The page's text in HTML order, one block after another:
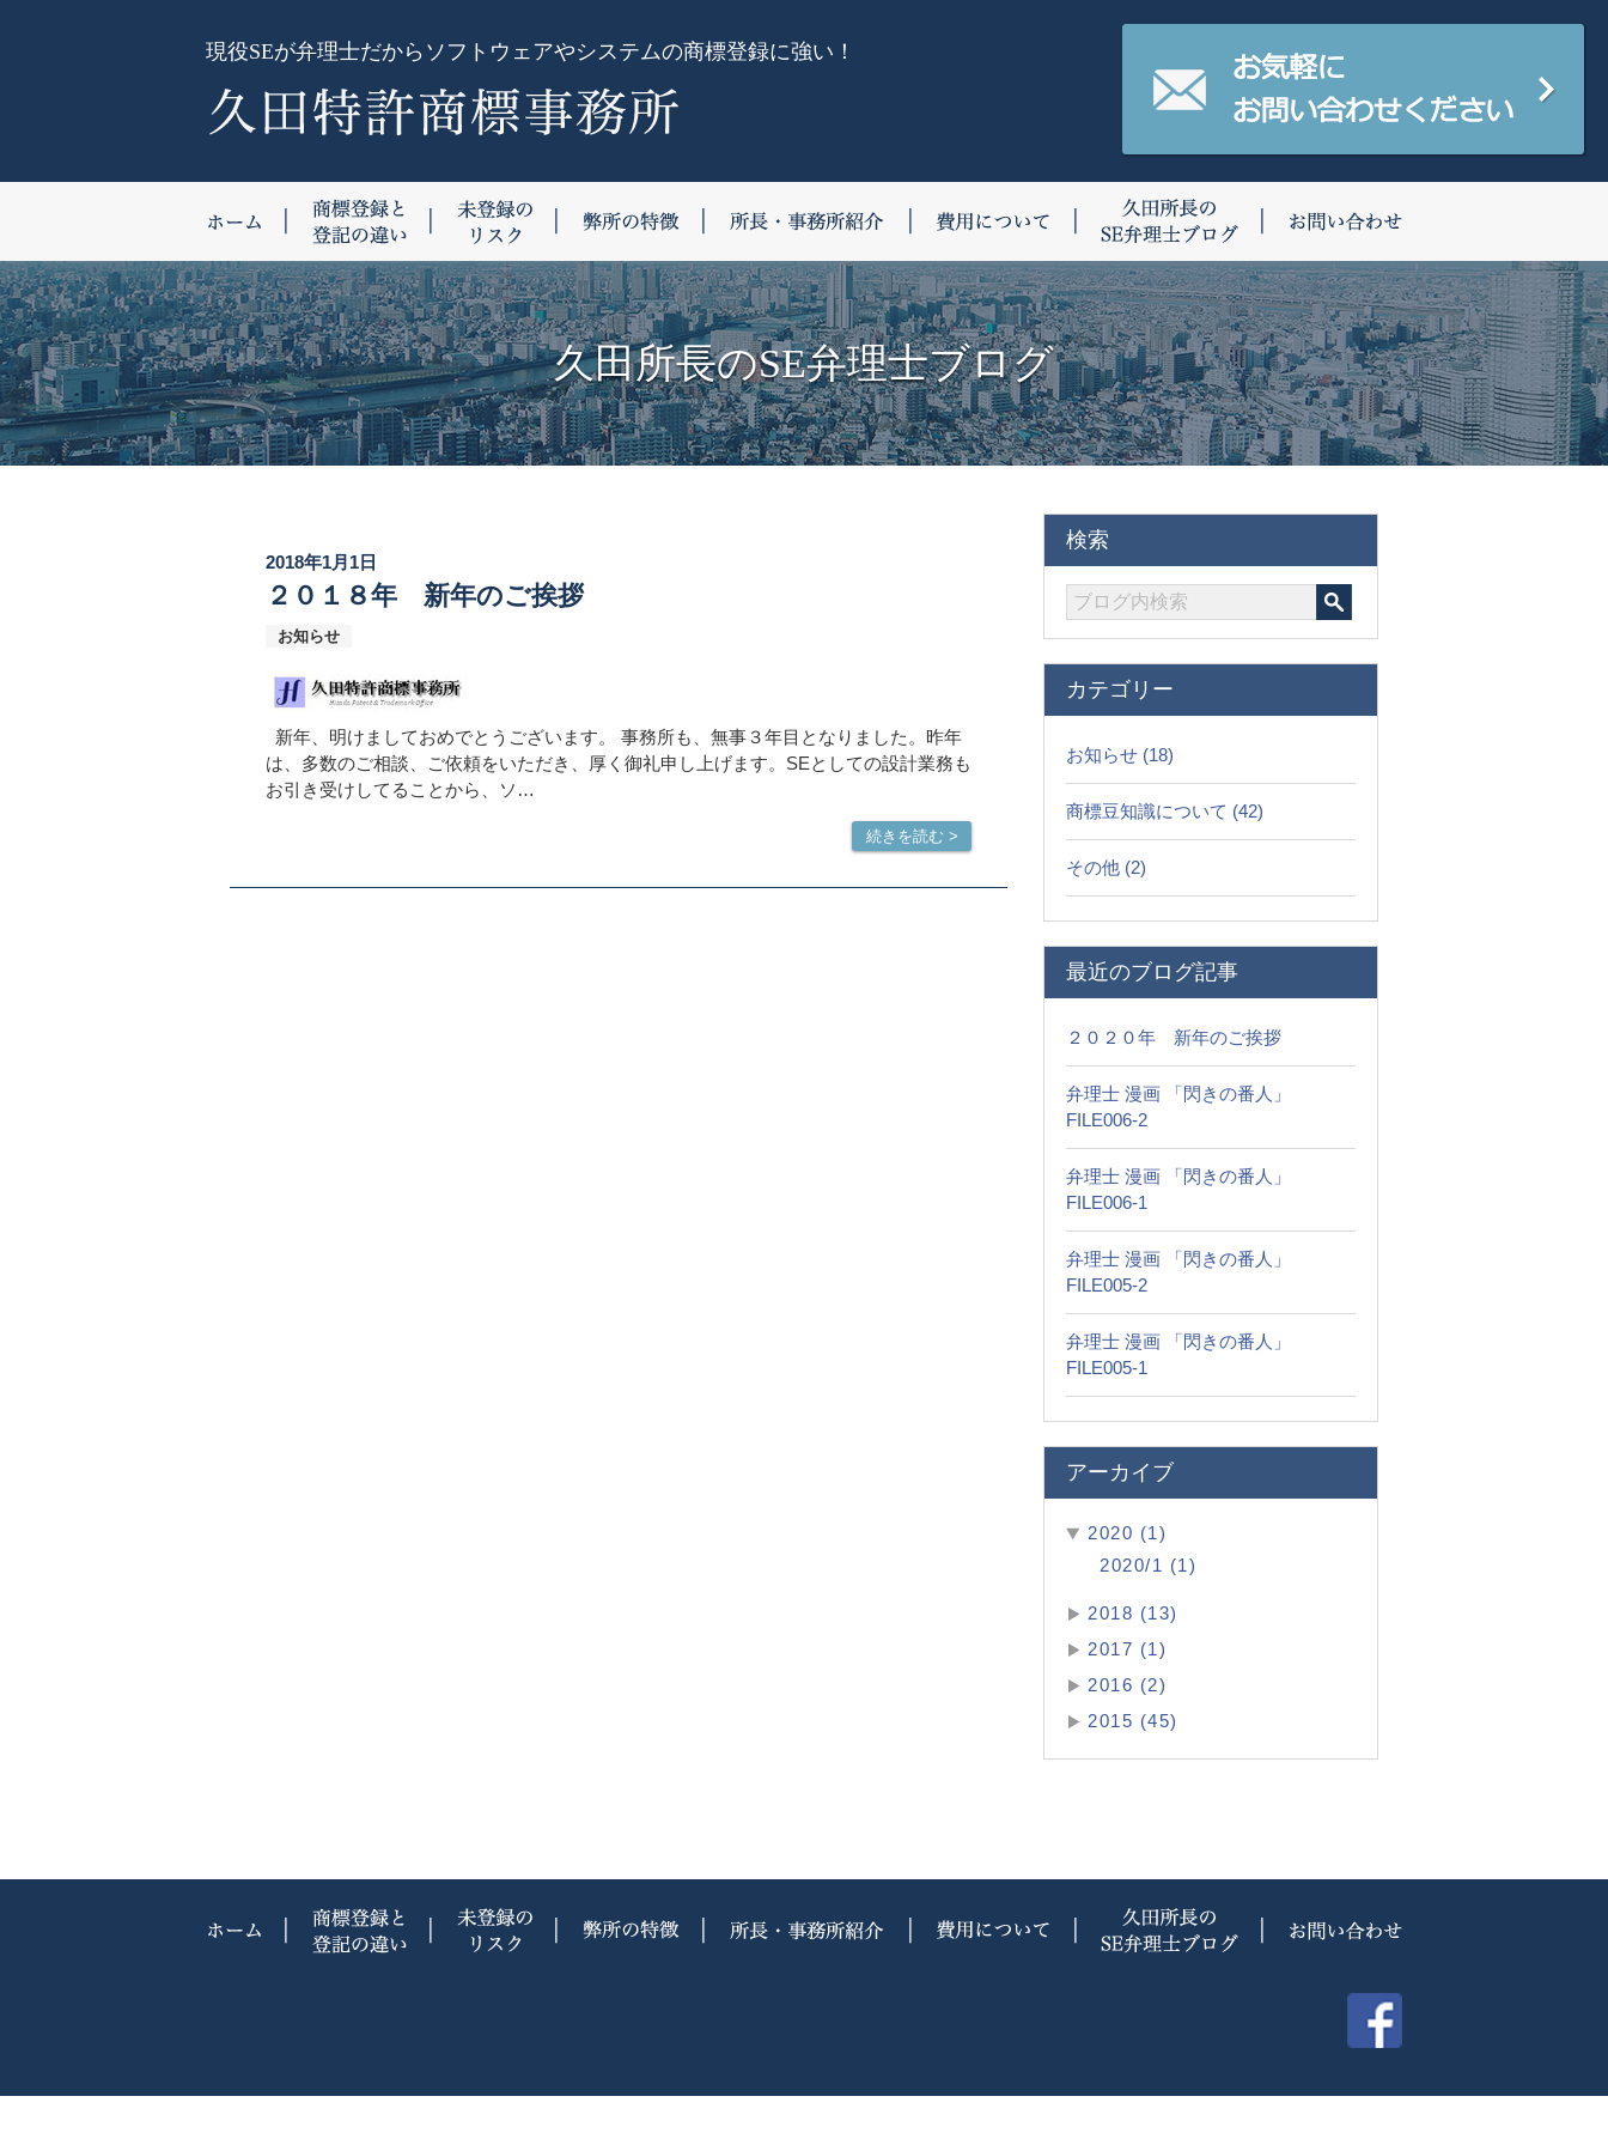
現役SEが弁理士だからソフトウェアやシステムの商標登録に強い！
ホーム 商標登録と登記の違い 費用について
久田所長のSE弁理士ブログ
2018年1月1日
２０１８年 新年のご挨拶
お知らせ
新年、明けましておめでとうございます。 事務所も、無事３年目となりました。昨年
は、多数のご相談、ご依頼をいただき、厚く御礼申し上げます。SEとしての設計業務も
お引き受けしてることから、ソ…
続きを読む >
検索
カテゴリー
お知らせ (18)
商標豆知識について (42)
その他 (2)
最近のブログ記事
２０２０年 新年のご挨拶
弁理士 漫画 「閃きの番人」
FILE006-2
弁理士 漫画 「閃きの番人」
FILE006-1
弁理士 漫画 「閃きの番人」
FILE005-2
弁理士 漫画 「閃きの番人」
FILE005-1
アーカイブ
2020 (1)
2020/1 (1)
2018 (13)
2017 (1)
2016 (2)
2015 (45)